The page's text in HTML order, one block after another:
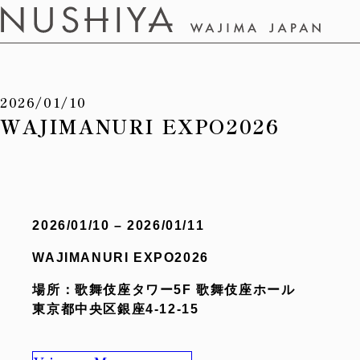
2026/01/10
WAJIMANURI EXPO2026
2026/01/10 – 2026/01/11
WAJIMANURI EXPO2026
場所：歌舞伎座タワー5F 歌舞伎座ホール
東京都中央区銀座4-12-15